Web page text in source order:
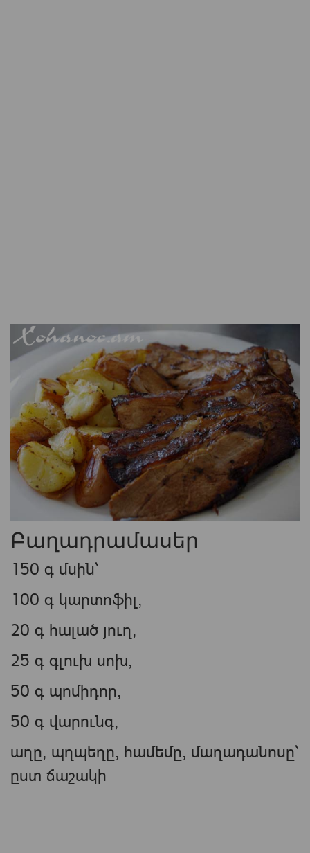
Բաղադրամասեր
150 գ մսին՝
100 գ կարտոֆիլ,
20 գ հալած յուղ,
25 գ գլուխ սոխ,
50 գ պոմիդոր,
50 գ վարունգ,
աղը, պղպեղը, համեմը, մաղադանոսը՝
ըստ ճաշակի